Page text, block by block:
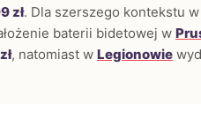
zł. Dla szerszego kontekstu
baterii bidetowej w
, natomiast w Legionowie